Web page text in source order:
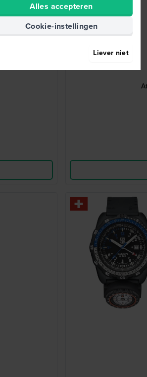
Alles accepteren
Cookie-instellingen
Liever niet